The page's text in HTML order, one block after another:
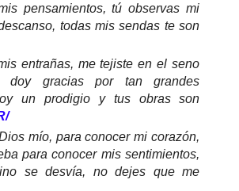
pensamientos, tú observas mi
todas mis sendas te son
entrañas, me tejiste en el seno
doy gracias por tan grandes
un prodigio y tus obras son
mío, para conocer mi corazón,
para conocer mis sentimientos,
se desvía, no dejes que me